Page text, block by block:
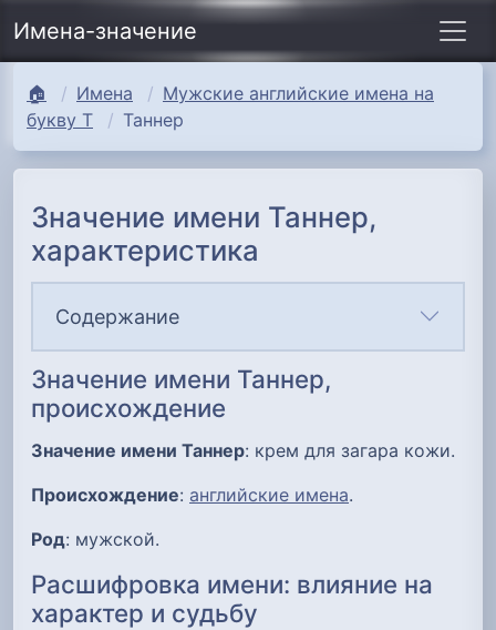
Имена-значение
🏠 Имена
Мужские английские имена на
букву Т
Таннер
Значение имени Таннер,
характеристика
Содержание
Значение имени Таннер,
происхождение
Значение имени Таннер: крем для загара кожи.
Происхождение: английские имена.
Род: мужской.
Расшифровка имени: влияние на
характер и судьбу